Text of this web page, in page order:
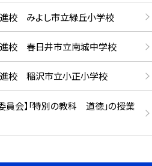
校 みよし市立緑丘小学校
校 春日井市立南城中学校
校 稲沢市立小正小学校
会】「特別の教科 道徳」の授業